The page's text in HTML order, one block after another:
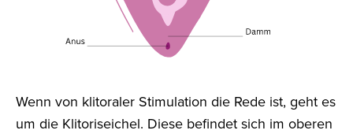
Wenn von klitoraler Stimulation die Rede ist, geht es
um die Klitoriseichel. Diese befindet sich im oberen